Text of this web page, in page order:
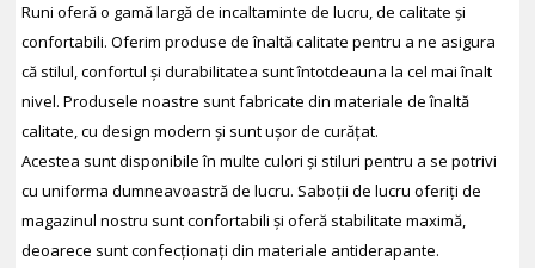
Runi oferă o gamă largă de incaltaminte de lucru, de calitate și
confortabili. Oferim produse de înaltă calitate pentru a ne asigura
că stilul, confortul și durabilitatea sunt întotdeauna la cel mai înalt
nivel. Produsele noastre sunt fabricate din materiale de înaltă
calitate, cu design modern și sunt ușor de curățat.
Acestea sunt disponibile în multe culori și stiluri pentru a se potrivi
cu uniforma dumneavoastră de lucru. Saboții de lucru oferiți de
magazinul nostru sunt confortabili și oferă stabilitate maximă,
deoarece sunt confecționați din materiale antiderapante.